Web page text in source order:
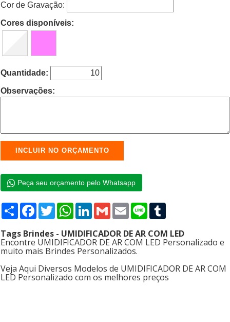
Cor de Gravação:
Cores disponíveis:
Quantidade:
Observações:
Peça seu orçamento pelo Whatsapp
Compartilhar
Facebook
TwitterWhatsApp
LinkedIn
GmailEmailLine
Tags Brindes - UMIDIFICADOR DE AR COM LED
Encontre UMIDIFICADOR DE AR COM LED Personalizado e
muito mais Brindes Personalizados.
Veja Aqui Diversos Modelos de UMIDIFICADOR DE AR COM
LED Personalizado com os melhores preços